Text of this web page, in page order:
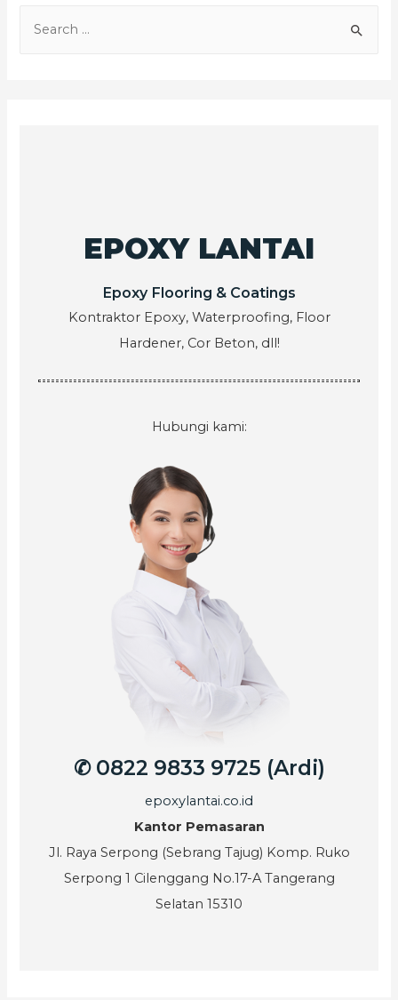
EPOXY LANTAI
Epoxy Flooring & Coatings
Kontraktor Epoxy, Waterproofing, Floor
Hardener, Cor Beton, dll!
Hubungi kami:
✆ 0822 9833 9725 (Ardi)
epoxylantai.co.id
Kantor Pemasaran
Jl. Raya Serpong (Sebrang Tajug) Komp. Ruko
Serpong 1 Cilenggang No.17-A Tangerang
Selatan 15310